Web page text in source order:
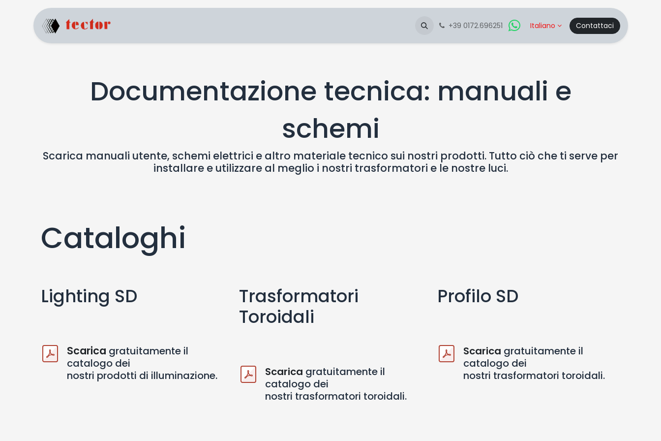
Downloads +39 0172.696251 Italiano Contattaci
Documentazione tecnica: manuali e
schemi
Scarica manuali utente, schemi elettrici e altro materiale tecnico sui nostri prodotti. Tutto ciò che ti serve per
installare e utilizzare al meglio i nostri trasformatori e le nostre luci.
Cataloghi
Lighting SD
Scarica gratuitamente il
catalogo dei
nostri prodotti di illuminazione.
Trasformatori
Toroidali
Scarica gratuitamente il
catalogo dei
nostri trasformatori toroidali.
Profilo SD
Scarica gratuitamente il
catalogo dei
nostri trasformatori toroidali.